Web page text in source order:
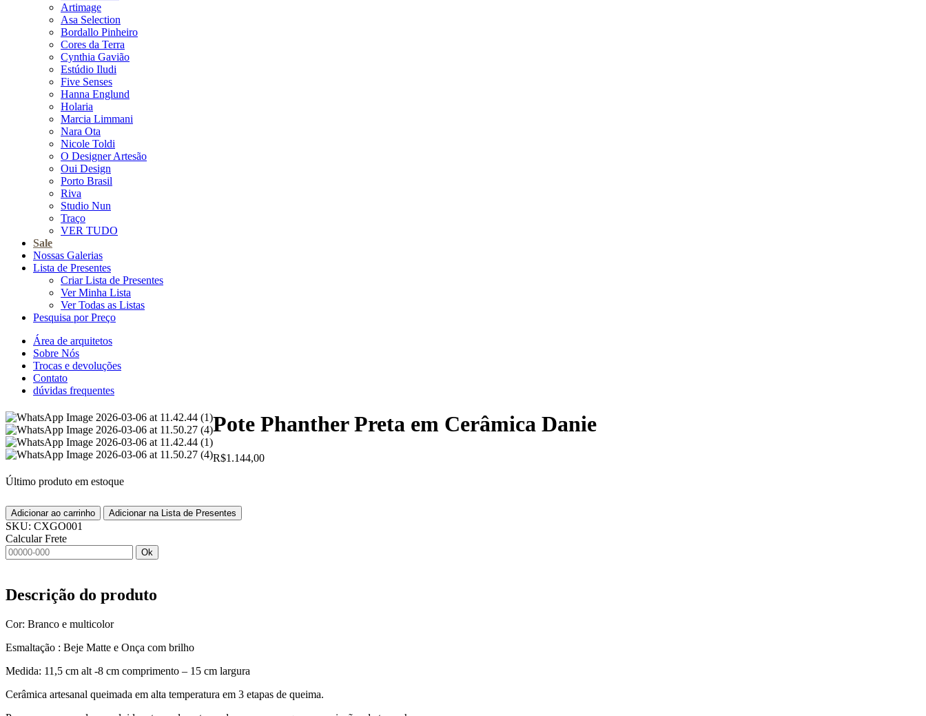
Artimage
Asa Selection
Bordallo Pinheiro
Cores da Terra
Cynthia Gavião
Estúdio Iludi
Five Senses
Hanna Englund
Holaria
Marcia Limmani
Nara Ota
Nicole Toldi
O Designer Artesão
Oui Design
Porto Brasil
Riva
Studio Nun
Traço
VER TUDO
Sale
Nossas Galerias
Lista de Presentes
Criar Lista de Presentes
Ver Minha Lista
Ver Todas as Listas
Pesquisa por Preço
Área de arquitetos
Sobre Nós
Trocas e devoluções
Contato
dúvidas frequentes
Pote Phanther Preta em Cerâmica Danie
R$1.144,00
Último produto em estoque
Adicionar ao carrinho Adicionar na Lista de Presentes
SKU: CXGO001
Calcular Frete
Ok
Descrição do produto
Cor: Branco e multicolor
Esmaltação : Beje Matte e Onça com brilho
Medida: 11,5 cm alt -8 cm comprimento – 15 cm largura
Cerâmica artesanal queimada em alta temperatura em 3 etapas de queima.